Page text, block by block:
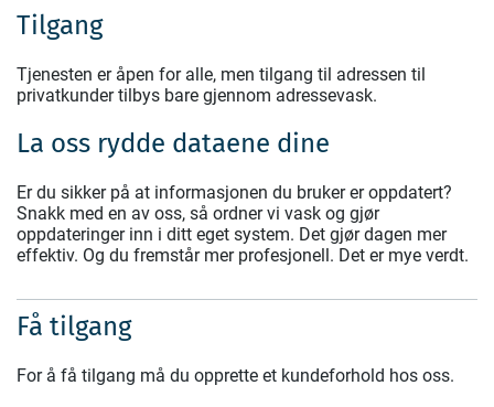
Tilgang
Tjenesten er åpen for alle, men tilgang til adressen til
privatkunder tilbys bare gjennom adressevask.
La oss rydde dataene dine
Er du sikker på at informasjonen du bruker er oppdatert?
Snakk med en av oss, så ordner vi vask og gjør
oppdateringer inn i ditt eget system. Det gjør dagen mer
effektiv. Og du fremstår mer profesjonell. Det er mye verdt.
Få tilgang
For å få tilgang må du opprette et kundeforhold hos oss.